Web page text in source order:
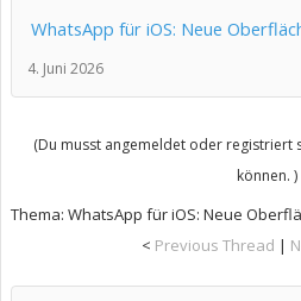
WhatsApp für iOS: Neue
4. Juni 2026
(Du musst angemeldet oder registriert
können. )
Thema: WhatsApp für iOS: Neue
< Previous Thread |